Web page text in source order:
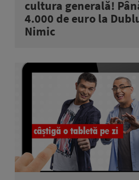
cultura generală!
4.000 de euro la
Nimic